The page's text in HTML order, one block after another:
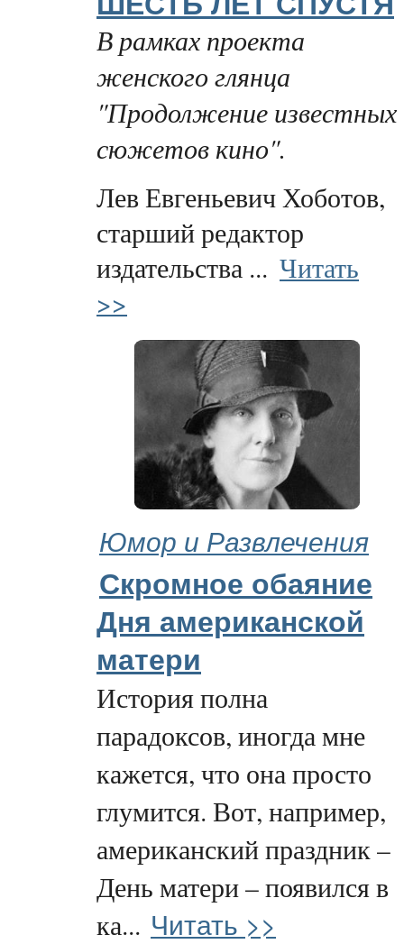
В рамках проекта
женского глянца
"Продолжение известных
сюжетов кино".
Лев Евгеньевич Хоботов,
старший редактор
издательства ... Читать
>>
Юмор и Развлечения
Скромное обаяние
Дня американской
матери
История полна
парадоксов, иногда мне
кажется, что она просто
глумится. Вот, например,
американский праздник –
День матери – появился в
ка... Читать >>